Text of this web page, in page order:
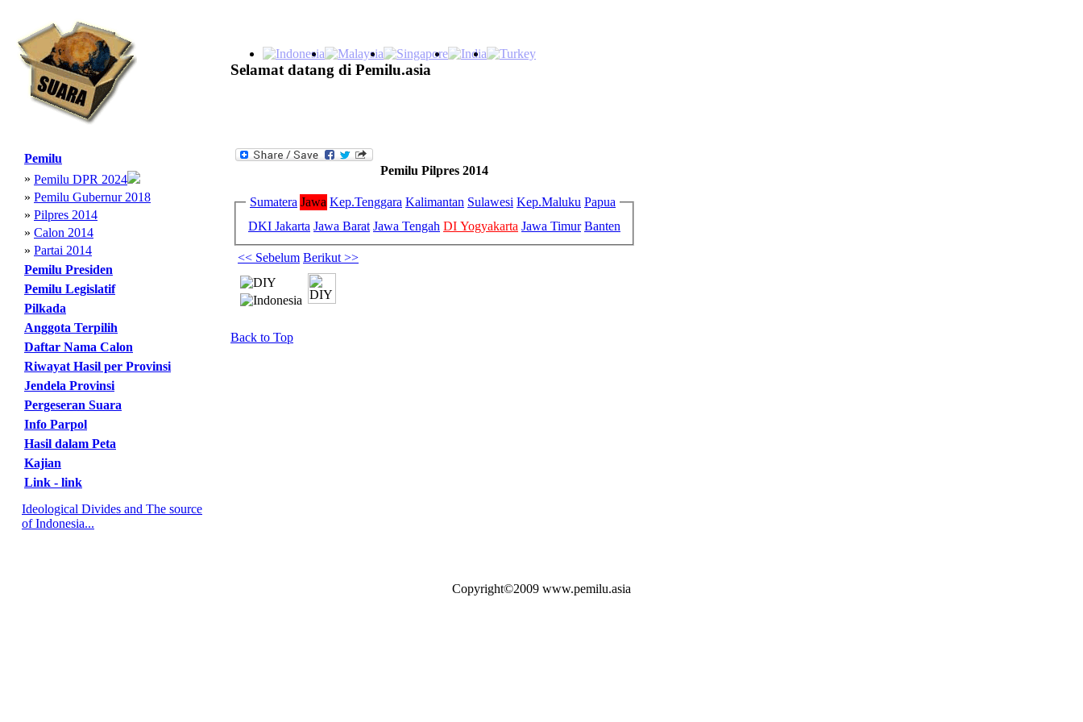
Selamat datang di Pemilu.asia
Pemilu
» Pemilu DPR 2024
» Pemilu Gubernur 2018
» Pilpres 2014
» Calon 2014
» Partai 2014
Pemilu Presiden
Pemilu Legislatif
Pilkada
Anggota Terpilih
Daftar Nama Calon
Riwayat Hasil per Provinsi
Jendela Provinsi
Pergeseran Suara
Info Parpol
Hasil dalam Peta
Kajian
Link - link
Ideological Divides and The source
of Indonesia...
Pemilu Pilpres 2014
Sumatera Jawa Kep.Tenggara Kalimantan Sulawesi Kep.Maluku Papua
DKI Jakarta Jawa Barat Jawa Tengah DI Yogyakarta Jawa Timur Banten
<< Sebelum Berikut >>
Back to Top
Copyright©2009 www.pemilu.asia